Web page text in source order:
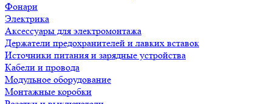
Фонари
Электрика
Аксессуары для электромонтажа
Держатели предохранителей и лавких вставок
Источники питания и зарядные устройства
Кабели и провода
Модульное оборудование
Монтажные коробки